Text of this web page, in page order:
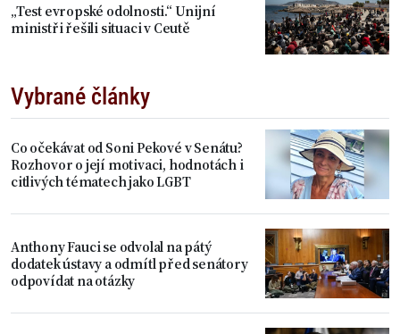
„Test evropské odolnosti.“ Unijní
ministři řešili situaci v Ceutě
Vybrané články
Co očekávat od Soni Pekové v Senátu?
Rozhovor o její motivaci, hodnotách i
citlivých tématech jako LGBT
Anthony Fauci se odvolal na pátý
dodatek ústavy a odmítl před senátory
odpovídat na otázky